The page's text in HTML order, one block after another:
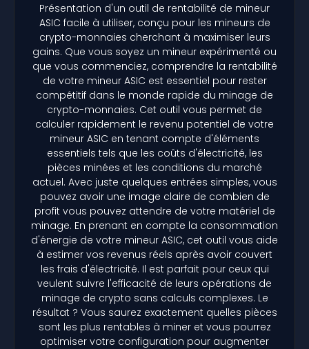
Présentation d'un outil de rentabilité de mineur
ASIC facile à utiliser, conçu pour les mineurs de
crypto-monnaies cherchant à maximiser leurs
gains. Que vous soyez un mineur expérimenté ou
que vous commenciez, comprendre la rentabilité
de votre mineur ASIC est essentiel pour rester
compétitif dans le monde rapide du minage de
crypto-monnaies. Cet outil vous permet de
calculer rapidement le revenu potentiel de votre
mineur ASIC en tenant compte d'éléments
essentiels tels que les coûts d'électricité, les
pièces minées et les conditions du marché
actuel. Avec juste quelques entrées simples, vous
pouvez avoir une image claire de combien de
profit vous pouvez attendre de votre matériel de
minage. En prenant en compte la consommation
d'énergie de votre mineur ASIC, cet outil vous aide
à estimer vos revenus réels après avoir couvert
les frais d'électricité. Il est parfait pour ceux qui
veulent suivre l'efficacité de leurs opérations de
minage de crypto sans calculs complexes. Le
résultat ? Vous saurez exactement quelles pièces
sont les plus rentables à miner et vous pourrez
optimiser votre configuration pour augmenter